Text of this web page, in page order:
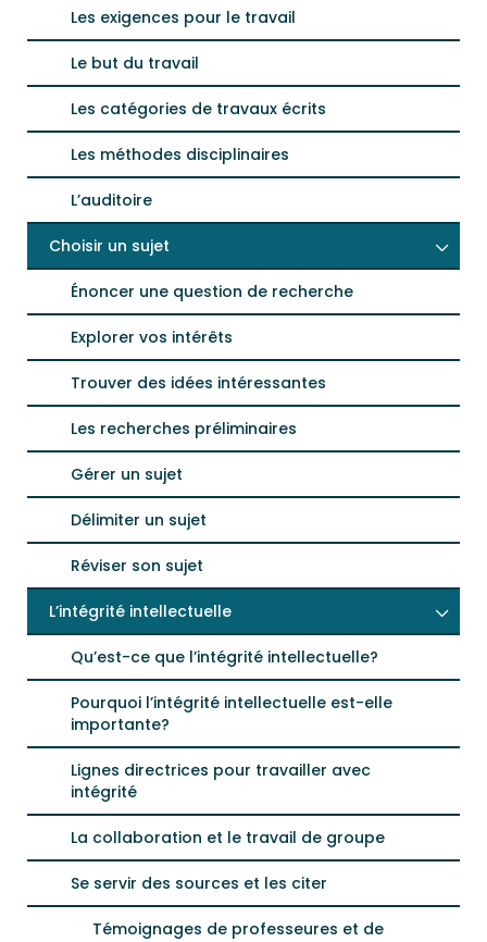
Les exigences pour le travail
Le but du travail
Les catégories de travaux écrits
Les méthodes disciplinaires
L’auditoire
Choisir un sujet
Énoncer une question de recherche
Explorer vos intérêts
Trouver des idées intéressantes
Les recherches préliminaires
Gérer un sujet
Délimiter un sujet
Réviser son sujet
L’intégrité intellectuelle
Qu’est-ce que l’intégrité intellectuelle?
Pourquoi l’intégrité intellectuelle est-elle
importante?
Lignes directrices pour travailler avec
intégrité
La collaboration et le travail de groupe
Se servir des sources et les citer
Témoignages de professeures et de